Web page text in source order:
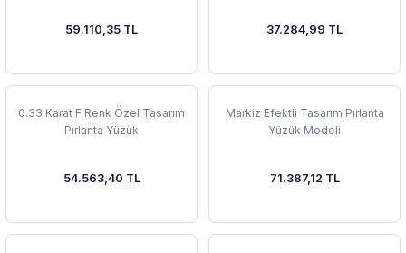
59.110,35 TL 37.284,99 TL
0.33 Karat F Renk Özel Tasarım
Pırlanta Yüzük
54.563,40 TL
Markiz Efektli Tasarım Pırlanta
Yüzük Modeli
71.387,12 TL